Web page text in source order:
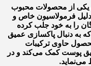
از محصولات محبوب
فرمولاسیون خاص و
را به خود جلب کرده
به دنبال پاکسازی عمیق
حاوی ترکیبات
پوست کمک می‌کند و در